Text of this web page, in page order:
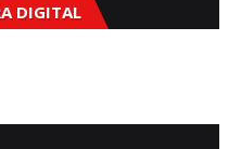
DIGITAL